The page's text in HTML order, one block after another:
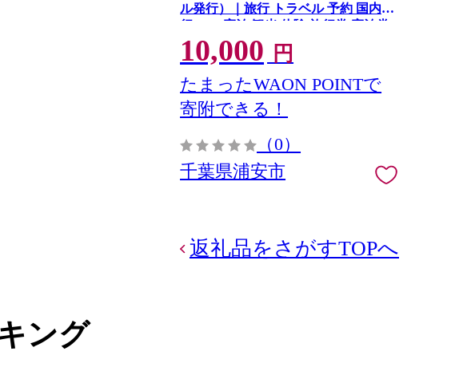
ル発行）｜旅行 トラベル 予約 国内旅
行 JTB 宿泊 観光 体験 旅行券 宿泊券
旅行予約 ホテル 旅館 チケット 子供
子連れ カップル 家族 人気 おすすめ
旅行クーポン 店頭 オンライン ネット
予約 電話 有効期間3年
10,000 円
たまったWAON POINTで
寄附できる！
（0）
千葉県浦安市
返礼品をさがすTOPへ
ング